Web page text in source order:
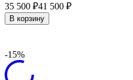
35 500 ₽41 500 ₽
В корзину
-15%